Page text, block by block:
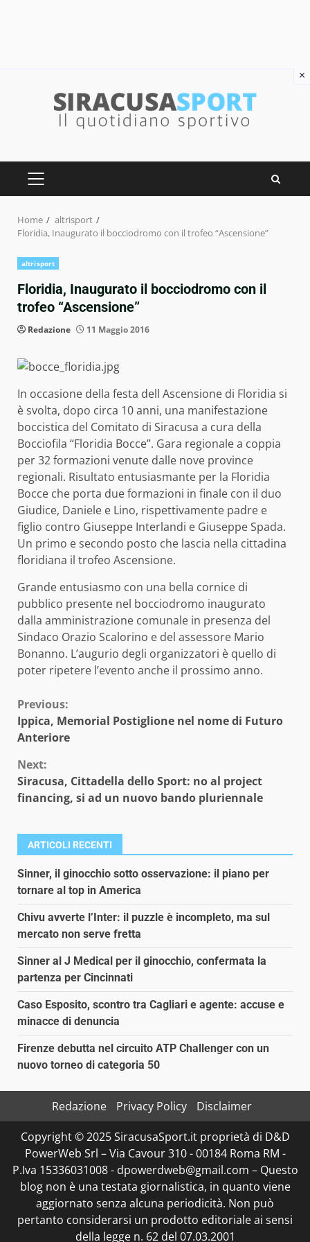
PRIMARY
Home
altrisport
Floridia, Inaugurato il bocciodromo con il trofeo “Ascensione”
altrisport
Floridia, Inaugurato il bocciodromo con il
trofeo “Ascensione”
Redazione 11 Maggio 2016
In occasione della festa dell Ascensione di Floridia si
è svolta, dopo circa 10 anni, una manifestazione
boccistica del Comitato di Siracusa a cura della
Bocciofila “Floridia Bocce”. Gara regionale a coppia
per 32 formazioni venute dalle nove province
regionali. Risultato entusiasmante per la Floridia
Bocce che porta due formazioni in finale con il duo
Giudice, Daniele e Lino, rispettivamente padre e
figlio contro Giuseppe Interlandi e Giuseppe Spada.
Un primo e secondo posto che lascia nella cittadina
floridiana il trofeo Ascensione.
Grande entusiasmo con una bella cornice di
pubblico presente nel bocciodromo inaugurato
dalla amministrazione comunale in presenza del
Sindaco Orazio Scalorino e del assessore Mario
Bonanno. L’augurio degli organizzatori è quello di
poter ripetere l’evento anche il prossimo anno.
Continue
Reading
Previous:
Ippica, Memorial Postiglione nel nome di Futuro
Anteriore
Next:
Siracusa, Cittadella dello Sport: no al project
financing, si ad un nuovo bando pluriennale
ARTICOLI RECENTI
Sinner, il ginocchio sotto osservazione: il piano per
tornare al top in America
Chivu avverte l’Inter: il puzzle è incompleto, ma sul
mercato non serve fretta
Sinner al J Medical per il ginocchio, confermata la
partenza per Cincinnati
Caso Esposito, scontro tra Cagliari e agente: accuse e
minacce di denuncia
Firenze debutta nel circuito ATP Challenger con un
nuovo torneo di categoria 50
Redazione Privacy Policy
Disclaimer
Copyright © 2025 SiracusaSport.it proprietà di D&D
PowerWeb Srl – Via Cavour 310 - 00184 Roma RM -
P.Iva 15336031008 - dpowerdweb@gmail.com – Questo
blog non è una testata giornalistica, in quanto viene
aggiornato senza alcuna periodicità. Non può
pertanto considerarsi un prodotto editoriale ai sensi
della legge n. 62 del 07.03.2001
×